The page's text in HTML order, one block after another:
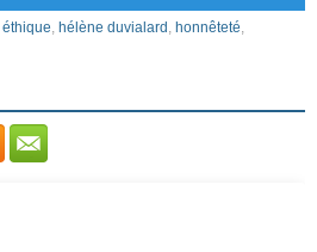
éthique, hélène duvialard , honnêteté,